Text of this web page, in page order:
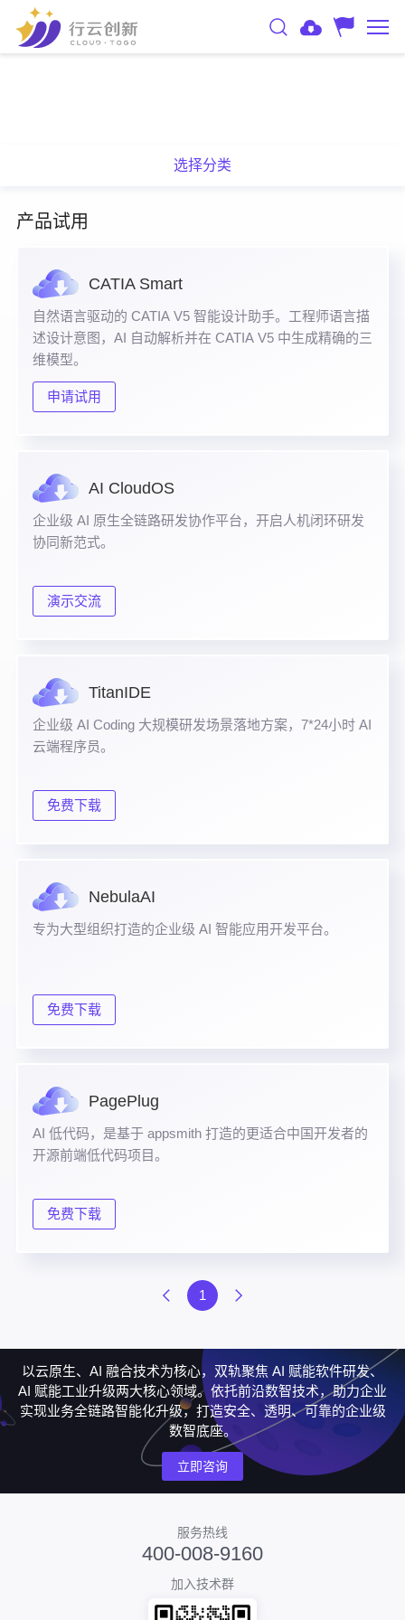
选择分类
产品试用
CATIA Smart
自然语言驱动的 CATIA V5 智能设计助手。工程师语言描
述设计意图，AI 自动解析并在 CATIA V5 中生成精确的三
维模型。
申请试用
AI CloudOS
企业级 AI 原生全链路研发协作平台，开启人机闭环研发
协同新范式。
演示交流
TitanIDE
企业级 AI Coding 大规模研发场景落地方案，7*24小时 AI
云端程序员。
免费下载
NebulaAI
专为大型组织打造的企业级 AI 智能应用开发平台。
免费下载
PagePlug
AI 低代码，是基于 appsmith 打造的更适合中国开发者的
开源前端低代码项目。
免费下载
1
以云原生、AI 融合技术为核心，双轨聚焦 AI 赋能软件研发、
AI 赋能工业升级两大核心领域。依托前沿数智技术，助力企业
实现业务全链路智能化升级，打造安全、透明、可靠的企业级
数智底座。
立即咨询
服务热线
400-008-9160
加入技术群